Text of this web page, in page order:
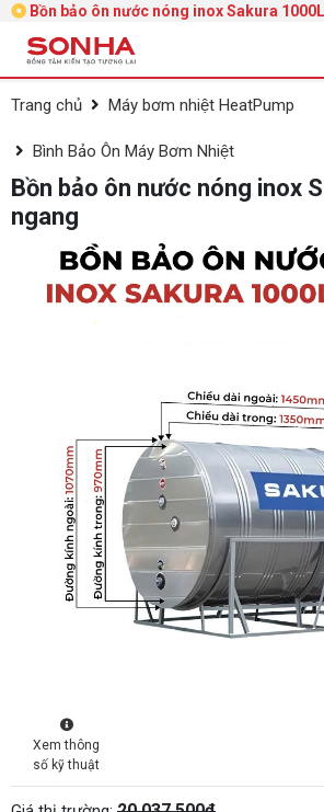
Bồn bảo ôn nước nóng inox Sakura
Trang chủ Máy bơm nhiệt HeatPump
Bình Bảo Ôn Máy Bơm Nhiệt
Bồn bảo ôn nước nóng inox
ngang
Xem thông
số kỹ thuật